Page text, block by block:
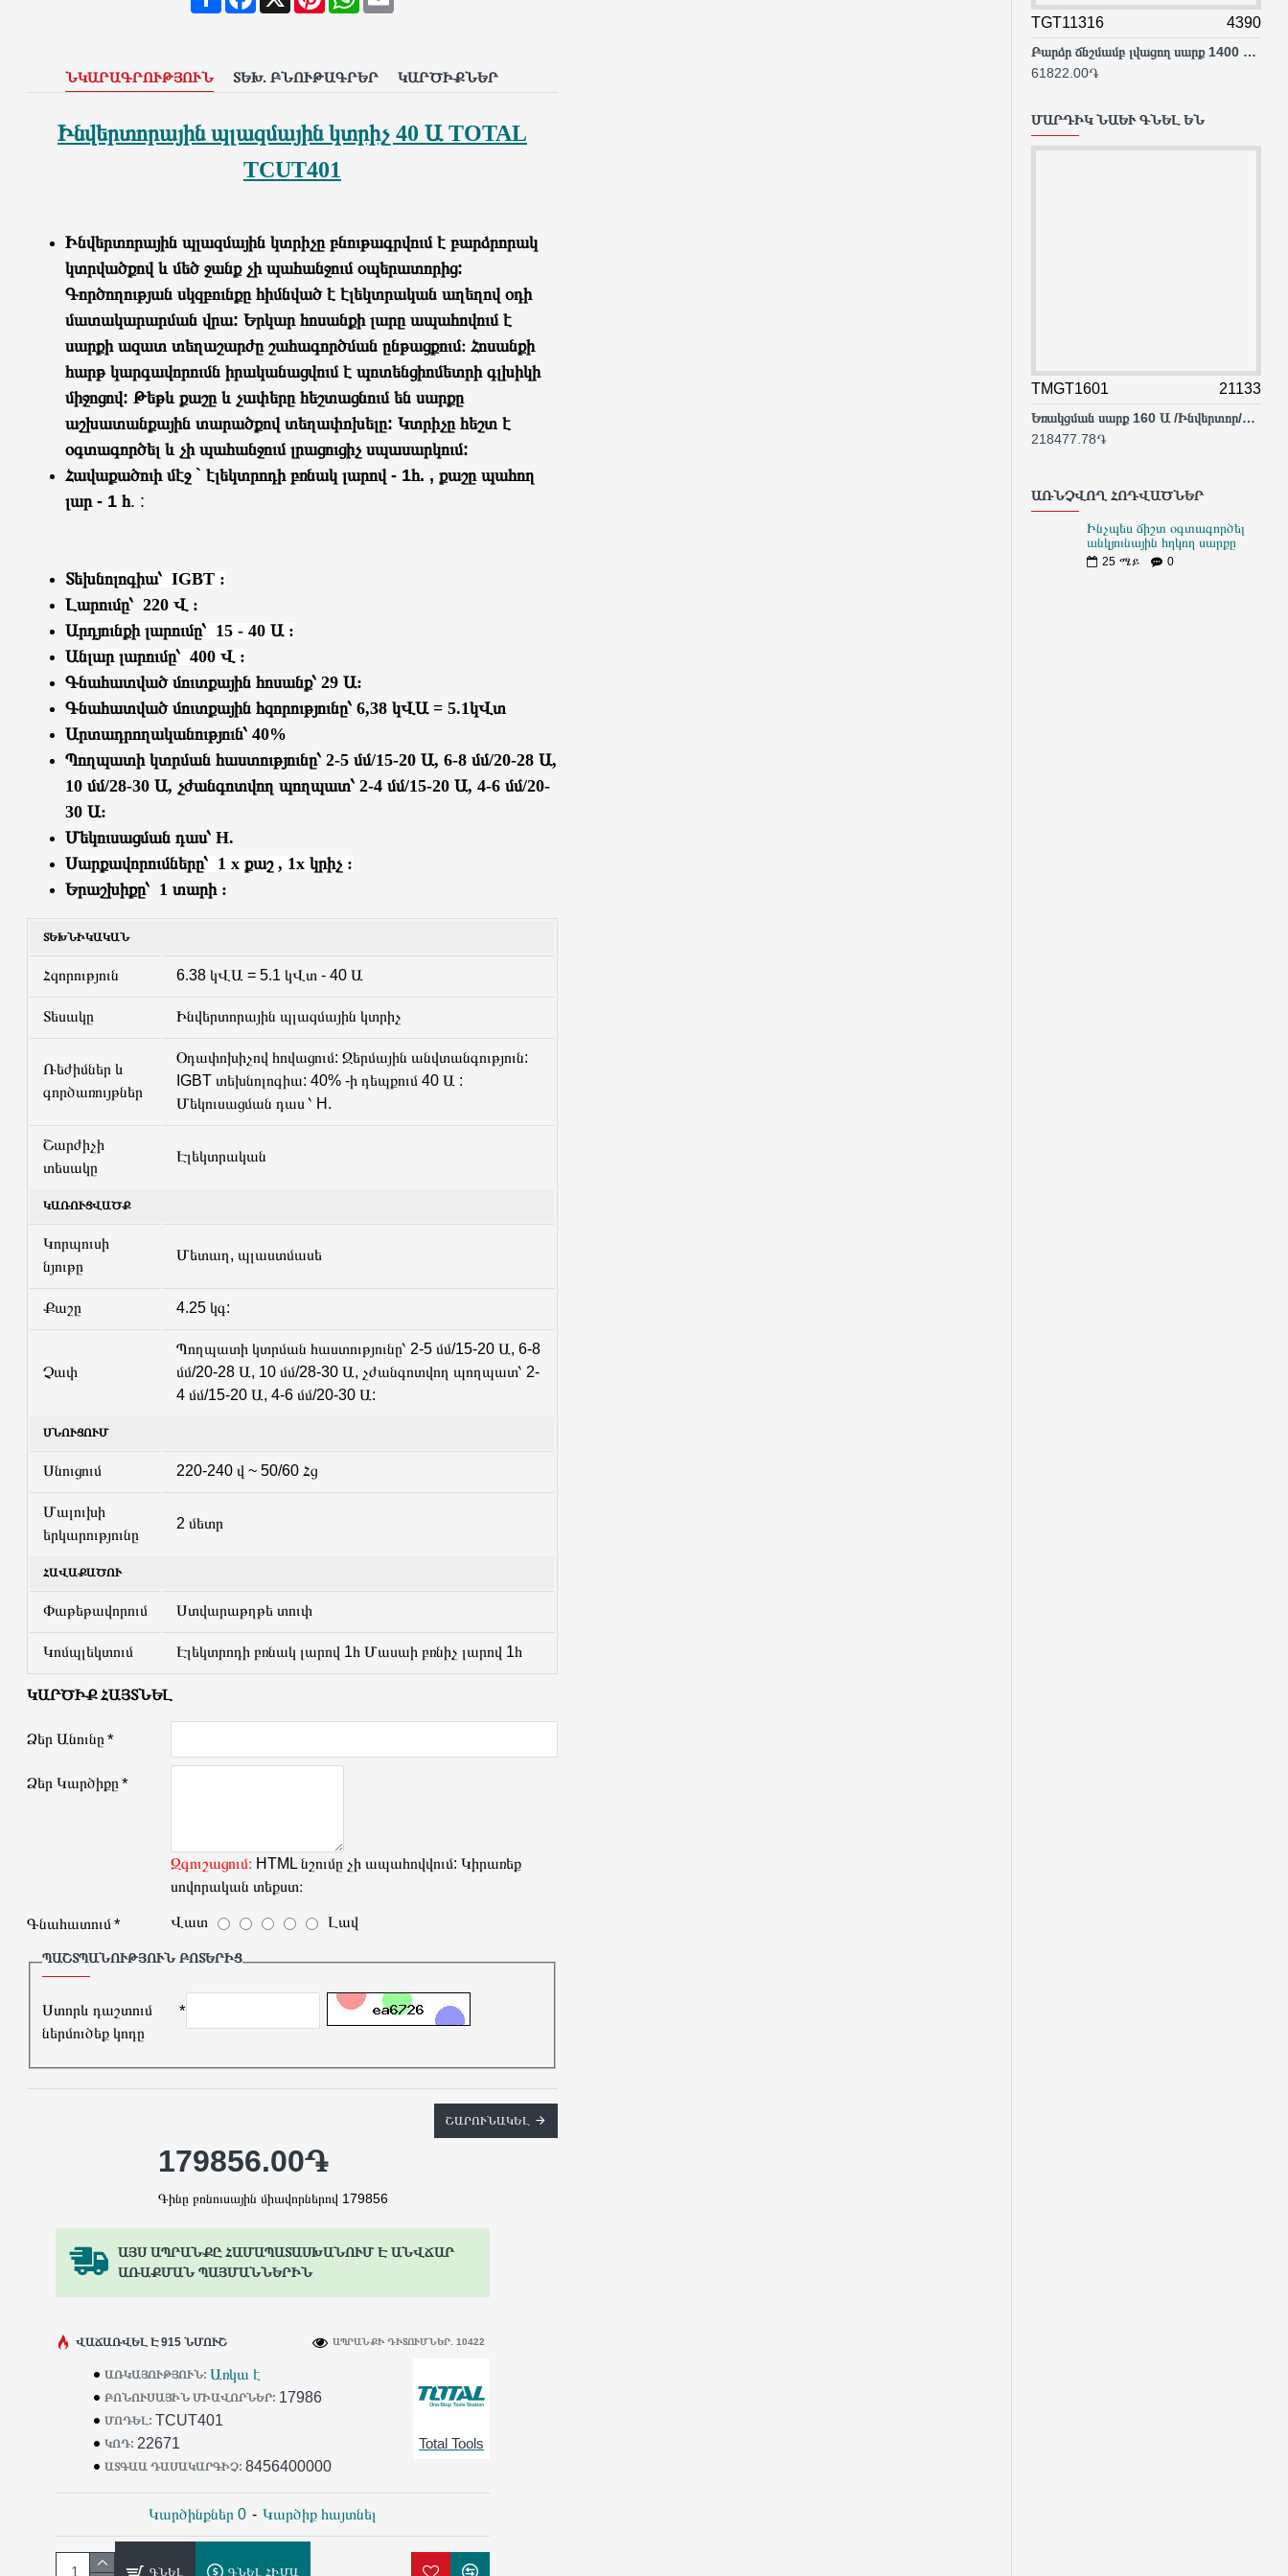
ՆԿԱՐԱԳՐՈՒԹՅՈՒՆ ՏԵԽ. ԲՆՈՒԹԱԳՐԵՐ ԿԱՐԾԻՔՆԵՐ
Ինվերտորային պլազմային կտրիչ 40 ԱTOTAL
TCUT401
Ինվերտորային պլազմային կտրիչը բնութագրվում է բարձրորակ
կտրվածքով և մեծ ջանք չի պահանջում օպերատորից:
Գործողության սկզբունքը հիմնված է էլեկտրական աղեղով օդի
մատակարարման վրա: Երկար հոսանքի լարը ապահովում է
սարքի ազատ տեղաշարժը շահագործման ընթացքում։ Հոսանքի
հարթ կարգավորումն իրականացվում է պոտենցիոմետրի գլխիկի
միջոցով: Թեթև քաշը և չափերը հեշտացնում են սարքը
աշխատանքային տարածքով տեղափոխելը: Կտրիչը հեշտ է
օգտագործել և չի պահանջում լրացուցիչ սպասարկում:
Հավաքածուի մէջ ` էլեկտրոդի բռնակ լարով - 1հ. , քաշը պահող
լար - 1 հ. :
Տեխնոլոգիա՝ IGBT :
Լարումը՝ 220 Վ :
Արդյունքի լարումը՝ 15 - 40 Ա :
Անլար լարումը՝ 400 Վ :
Գնահատված մուտքային հոսանք՝ 29 Ա:
Գնահատված մուտքային հզորությունը՝ 6,38 կՎԱ = 5.1կՎտ
Արտադրողականություն՝ 40%
Պողպատի կտրման հաստությունը՝ 2-5 մմ/15-20 Ա, 6-8 մմ/20-28 Ա,
10 մմ/28-30 Ա, չժանգոտվող պողպատ՝ 2-4 մմ/15-20 Ա, 4-6 մմ/20-
30 Ա:
Մեկուսացման դաս՝ H.
Սարքավորումները՝ 1 x քաշ , 1x կրիչ :
Երաշխիքը՝ 1 տարի :
ՏԵԽՆԻԿԱԿԱՆ
Հզորություն 6.38 կՎԱ = 5.1 կՎտ - 40 Ա
Տեսակը Ինվերտորային պլազմային կտրիչ
Ռեժիմներ և
գործառույթներ
Օդափոխիչով հովացում: Ջերմային անվտանգություն:
IGBT տեխնոլոգիա: 40% -ի դեպքում 40 Ա :
Մեկուսացման դաս ՝ H.
Շարժիչի
տեսակը
Էլեկտրական
ԿԱՌՈՒՑՎԱԾՔ
Կորպուսի
նյութը
Մետաղ, պլաստմասե
Քաշը 4.25 կգ:
Չափ
Պողպատի կտրման հաստությունը՝ 2-5 մմ/15-20 Ա, 6-8
մմ/20-28 Ա, 10 մմ/28-30 Ա, չժանգոտվող պողպատ՝ 2-
4 մմ/15-20 Ա, 4-6 մմ/20-30 Ա:
ՍՆՈՒՑՈՒՄ
Սնուցում 220-240 վ ~ 50/60 Հց
Մալուխի
երկարությունը
2 մետր
ՀԱՎԱՔԱԾՈՒ
Փաթեթավորում Ստվարաթղթե տուփ
Կոմպլեկտում Էլեկտրոդի բռնակ լարով 1հ Մասաի բռնիչ լարով 1հ
ԿԱՐԾԻՔ ՀԱՅՏՆԵԼ
Ձեր Անունը
Ձեր Կարծիքը
Զգուշացում։ HTML նշումը չի ապահովվում: Կիրառեք
սովորական տեքստ։
Գնահատում Վատ Լավ
ՊԱՇՏՊԱՆՈՒԹՅՈՒՆ ԲՈՏԵՐԻՑ
Ստորև դաշտում
ներմուծեք կոդը
ՇԱՐՈՒՆԱԿԵԼ
ԱՅՍ ԱՊՐԱՆՔԸ ՀԱՄԱՊԱՏԱՍԽԱՆՈՒՄ Է ԱՆՎՃԱՐ
ԱՌԱՔՄԱՆ ՊԱՅՄԱՆՆԵՐԻՆ
ԱՌԿԱՅՈՒԹՅՈՒՆ: Առկա է
ԲՈՆՈՒՍԱՅԻՆ ՄԻԱՎՈՐՆԵՐ: 17986
ՄՈԴԵԼ: TCUT401
ԿՈԴ: 22671
ԱՏԳԱԱ ԴԱՍԱԿԱՐԳԻՉ: 8456400000
Total Tools
ՎԱՃԱՌՎԵԼ Է 915 ՆՄՈՒՇ ԱՊՐԱՆՔԻ ԴԻՏՈՒՄՆԵՐ. 10422
Կարծինքներ 0 - Կարծիք հայտնել
179856.00֏
Գինը բոնուսային միավորներով 179856
ԳՆԵԼ ԳՆԵԼ ՀԻՄԱ
TGT11316 4390
Բարձր ճնշմամբ լվացող սարք 1400 Վտ
61822.00֏
ՄԱՐԴԻԿ ՆԱԵՒ ԳՆԵԼ ԵՆ
TMGT1601 21133
Եռակցման սարք 160 Ա /Ինվերտոր/MIG/MAG/MMA/TIG
218477.78֏
ԱՌՆՉՎՈՂ ՀՈԴՎԱԾՆԵՐ
Ինչպես ճիշտ օգտագործել
անկյունային հղկող սարքը
25 ሜይ 0